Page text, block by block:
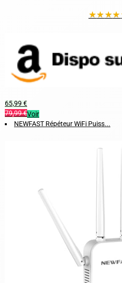
★★★★
65,99 €
79,99 €Voir
NEWFAST Répéteur WiFi Puiss...